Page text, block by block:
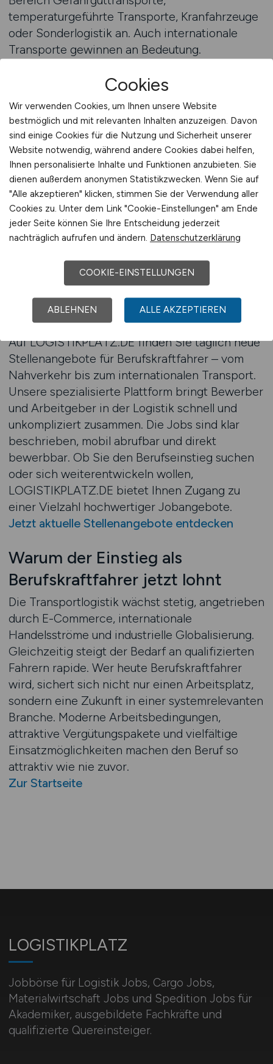
temperaturgeführte Transporte, Kranfahrzeuge
oder Sonderlogistik an. Auch internationale
Transporte gewinnen an Bedeutung.
Weiterbildungsprogramme an, beispielsweise
im Bereich Gefahrgutrecht, Ladungssicherung
oder Fahrzeugtechnik. Berufskraftfahrer, die
sich weiterqualifizieren, haben die Möglichkeit,
in leitende Positionen wie Fahrdienstleiter,
Fuhrparkmanager oder Schulungsfahrer
aufzusteigen. Die Digitalisierung in der
Transportlogistik eröffnet zudem neue
Berufsbilder, bei denen moderne
Telematiksysteme, digitale Routenplanung und
Fahrzeugdatenmanagement eine zentrale Rolle
Jobs als Berufskraftfahrer finden
mit LOGISTIKPLATZ.DE
Auf LOGISTIKPLATZ.DE finden Sie täglich neue
Stellenangebote für Berufskraftfahrer – vom
Nahverkehr bis zum internationalen Transport.
Unsere spezialisierte Plattform bringt Bewerber
und Arbeitgeber in der Logistik schnell und
unkompliziert zusammen. Die Jobs sind klar
beschrieben, mobil abrufbar und direkt
bewerbbar. Ob Sie den Berufseinstieg suchen
oder sich weiterentwickeln wollen,
LOGISTIKPLATZ.DE bietet Ihnen Zugang zu
einer Vielzahl hochwertiger Jobangebote.
Jetzt aktuelle Stellenangebote entdecken
Warum der Einstieg als
Berufskraftfahrer jetzt lohnt
Die Transportlogistik wächst stetig, angetrieben
durch E-Commerce, internationale
Handelsströme und industrielle Globalisierung.
Gleichzeitig steigt der Bedarf an qualifizierten
Fahrern rapide. Wer heute Berufskraftfahrer
wird, sichert sich nicht nur einen Arbeitsplatz,
sondern eine Zukunft in einer systemrelevanten
Branche. Moderne Arbeitsbedingungen,
attraktive Vergütungspakete und vielfältige
Einsatzmöglichkeiten machen den Beruf so
attraktiv wie nie zuvor.
Zur Startseite
LOGISTIKPLATZ
Jobbörse für Logistik Jobs, Cargo Jobs,
Materialwirtschaft Jobs und Spedition Jobs für
Akademiker, ausgebildete Fachkräfte und
qualifizierte Quereinsteiger.
Cookies
Wir verwenden Cookies, um Ihnen unsere Website
bestmöglich und mit relevanten Inhalten anzuzeigen. Davon
sind einige Cookies für die Nutzung und Sicherheit unserer
Website notwendig, während andere Cookies dabei helfen,
Ihnen personalisierte Inhalte und Funktionen anzubieten. Sie
dienen außerdem anonymen Statistikzwecken. Wenn Sie auf
"Alle akzeptieren" klicken, stimmen Sie der Verwendung aller
Cookies zu. Unter dem Link "Cookie-Einstellungen" am Ende
jeder Seite können Sie Ihre Entscheidung jederzeit
nachträglich aufrufen und ändern. Datenschutzerklärung
COOKIE-EINSTELLUNGEN
ABLEHNEN ALLE AKZEPTIEREN